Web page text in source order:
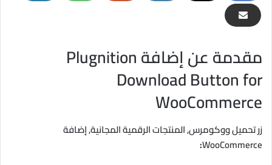
مقدمة عن إضافة Plugnition
Download Button for
WooCommerce
زر تحميل ووكومرس, المنتجات الرقمية المجانية, إضافة
WooCommerce
: